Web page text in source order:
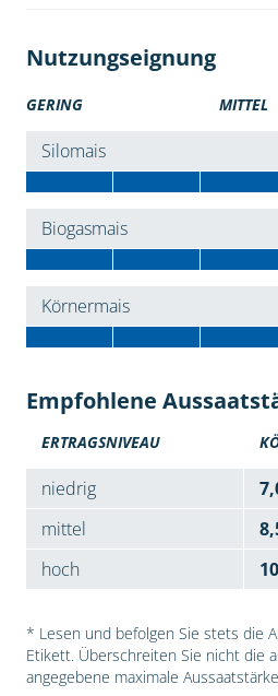
Nutzungseignung
GERING MITTEL
Silomais
Biogasmais
Körnermais
Empfohlene
ERTRAGSNIVEAU
niedrig
mittel
hoch
* Lesen und befolgen Sie stets die
Etikett. Überschreiten Sie nicht die
angegebene maximale